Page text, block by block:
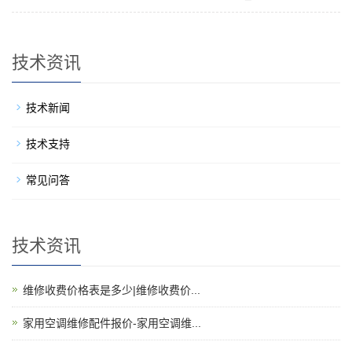
技术资讯
技术新闻
技术支持
常见问答
技术资讯
维修收费价格表是多少|维修收费价...
家用空调维修配件报价-家用空调维...